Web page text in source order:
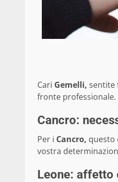
Cari Gemelli, sentite
fronte
Cancro:
Per i Cancro, questo
vostra
Leone: affetto